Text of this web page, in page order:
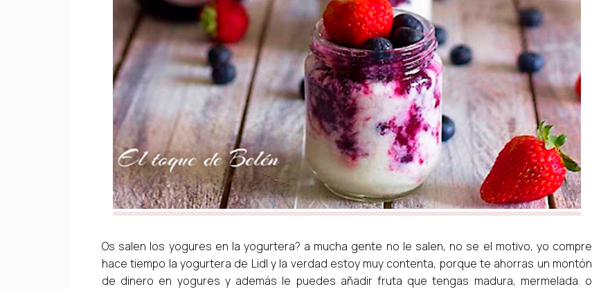
Os salen los yogures en la yogurtera? a mucha gente no le salen, no se el motivo, yo compre
hace tiempo la yogurtera de Lidl y la verdad estoy muy contenta, porque te ahorras un montón
de dinero en yogures y además le puedes añadir fruta que tengas madura, mermelada. o